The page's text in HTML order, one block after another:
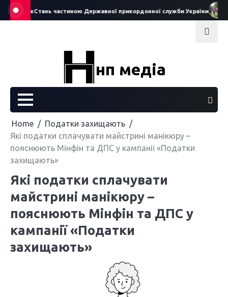
Skip
Стань частиною Державної прикордонної служби України
нп медіа
Home
Податки захищають
Які податки сплачувати майстрині манікюру –
пояснюють Мінфін та ДПС у кампанії «Податки
захищають»
Які податки сплачувати
майстрині манікюру –
пояснюють Мінфін та ДПС у
кампанії «Податки
захищають»